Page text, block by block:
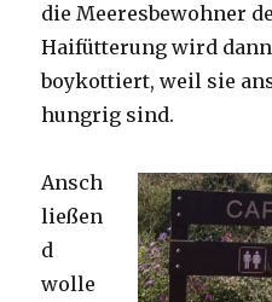
die Meeresbewohner
Haifütterung wird
boykottiert, weil sie
hungrig sind.
Ansch
ließen
d
wolle